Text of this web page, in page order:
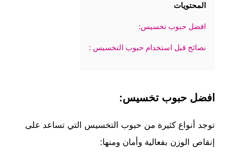
المحتويات
افضل حبوب تخسيس:
نصائح قبل استخدام حبوب التخسيس :
افضل حبوب تخسيس:
توجد أنواع كثيرة من حبوب التخسيس التي تساعد على
إنقاص الوزن بفعالية وأمان ومنها: